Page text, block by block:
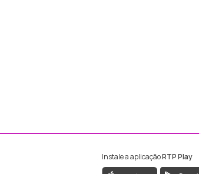
Facebook da RTP Madeira
Instagram da RTP
Instale a aplicaçãoRTP Play